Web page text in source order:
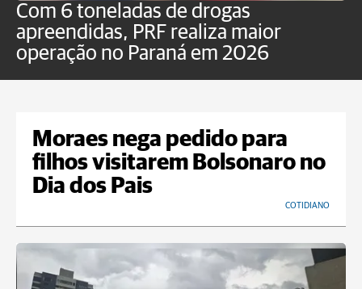
Com 6 toneladas de drogas
apreendidas, PRF realiza maior
operação no Paraná em 2026
Moraes nega pedido para
filhos visitarem Bolsonaro no
Dia dos Pais
COTIDIANO